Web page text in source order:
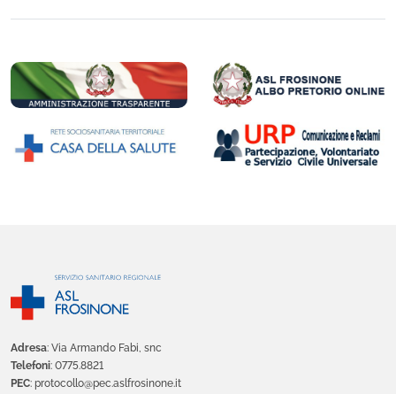
Adresa: Via Armando Fabi, snc
Telefoni: 0775.8821
PEC: protocollo@pec.aslfrosinone.it